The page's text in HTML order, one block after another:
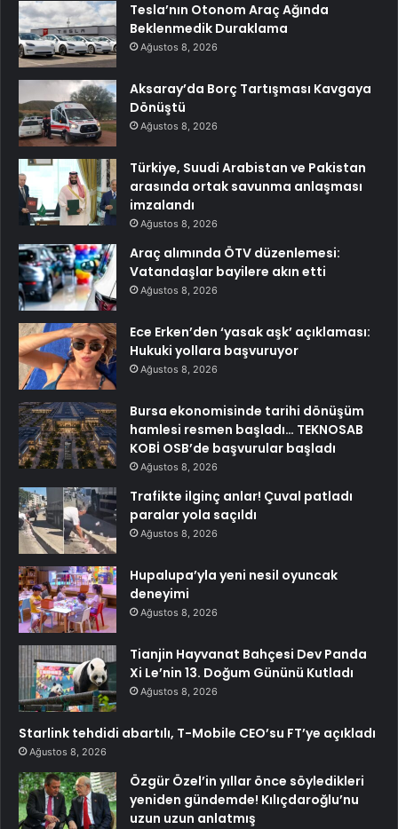
Tesla’nın Otonom Araç Ağında
Beklenmedik Duraklama
Ağustos 8, 2026
Aksaray’da Borç Tartışması Kavgaya
Dönüştü
Ağustos 8, 2026
Türkiye, Suudi Arabistan ve Pakistan
arasında ortak savunma anlaşması
imzalandı
Ağustos 8, 2026
Araç alımında ÖTV düzenlemesi:
Vatandaşlar bayilere akın etti
Ağustos 8, 2026
Ece Erken’den ‘yasak aşk’ açıklaması:
Hukuki yollara başvuruyor
Ağustos 8, 2026
Bursa ekonomisinde tarihi dönüşüm
hamlesi resmen başladı… TEKNOSAB
KOBİ OSB’de başvurular başladı
Ağustos 8, 2026
Trafikte ilginç anlar! Çuval patladı
paralar yola saçıldı
Ağustos 8, 2026
Hupalupa’yla yeni nesil oyuncak
deneyimi
Ağustos 8, 2026
Tianjin Hayvanat Bahçesi Dev Panda
Xi Le’nin 13. Doğum Gününü Kutladı
Ağustos 8, 2026
Starlink tehdidi abartılı, T-Mobile CEO’su FT’ye açıkladı
Ağustos 8, 2026
Özgür Özel’in yıllar önce söyledikleri
yeniden gündemde! Kılıçdaroğlu’nu
uzun uzun anlatmış